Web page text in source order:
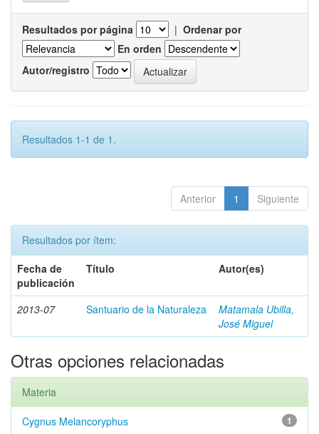
Resultados por página | Ordenar por
En orden
Autor/registro
Resultados 1-1 de 1.
Anterior 1 Siguiente
Resultados por ítem:
Fecha de
publicación
Título Autor(es)
2013-07 Santuario de la Naturaleza
Matamala Ubilla,
José Miguel
Otras opciones relacionadas
Materia
1
Cygnus Melancoryphus